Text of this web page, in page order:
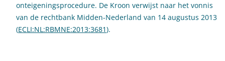
onteigeningsprocedure. De Kroon verwijst naar het vonnis
van de rechtbank Midden-Nederland van 14 augustus 2013
(ECLI:NL:RBMNE:2013:3681).